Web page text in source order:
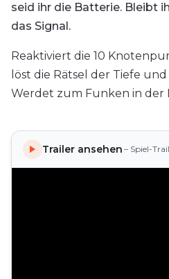
seid ihr die Batterie. Bleibt
das Signal.
Reaktiviert die 10
löst die Rätsel der Tiefe
Werdet zum Funken in der
Trailer ansehen – Spiel-